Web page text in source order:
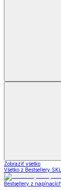
Zobraziť všetko
Všetko z Bestsellery
Bestsellery z